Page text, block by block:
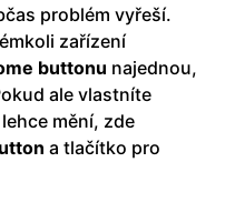
problém vyřeší.
zařízení
buttonu najednou,
ale vlastníte
mění, zde
a tlačítko pro